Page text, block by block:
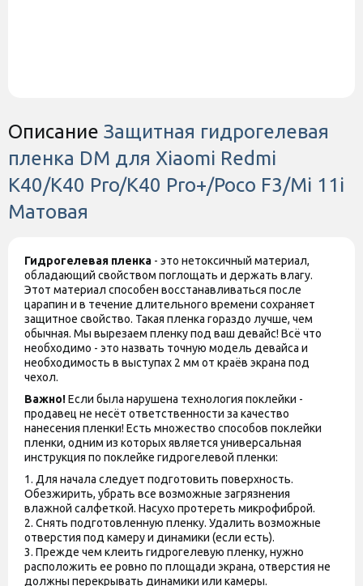
Описание Защитная гидрогелевая
пленка DM для Xiaomi Redmi
K40/K40 Pro/K40 Pro+/Poco F3/Mi 11i
Матовая
Гидрогелевая пленка - это нетоксичный материал,
обладающий свойством поглощать и держать влагу.
Этот материал способен восстанавливаться после
царапин и в течение длительного времени сохраняет
защитное свойство. Такая пленка гораздо лучше, чем
обычная. Мы вырезаем пленку под ваш девайс! Всё что
необходимо - это назвать точную модель девайса и
необходимость в выступах 2 мм от краёв экрана под
чехол.
Важно!Если была нарушена технология поклейки -
продавец не несёт ответственности за качество
нанесения пленки! Есть множество способов поклейки
пленки, одним из которых является универсальная
инструкция по поклейке гидрогелевой пленки:
1. Для начала следует подготовить поверхность.
Обезжирить, убрать все возможные загрязнения
влажной салфеткой. Насухо протереть микрофиброй.
2. Снять подготовленную пленку. Удалить возможные
отверстия под камеру и динамики (если есть).
3. Прежде чем клеить гидрогелевую пленку, нужно
расположить ее ровно по площади экрана, отверстия не
должны перекрывать динамики или камеры.